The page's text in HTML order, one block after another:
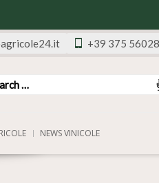
+39 375
NEWS VINICOLE